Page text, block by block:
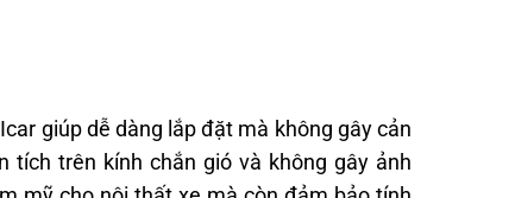
giúp dễ dàng lắp đặt mà không gây cản
tích trên kính chắn gió và không gây ảnh